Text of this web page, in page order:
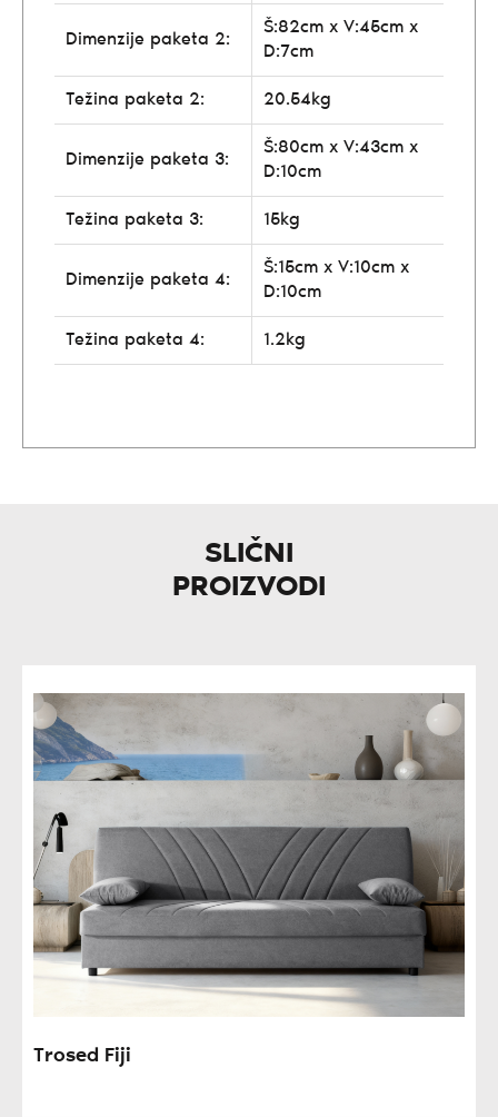
Dimenzije paketa 2:
Š:82cm x V:45cm x
D:7cm
Težina paketa 2: 20.54kg
Dimenzije paketa 3:
Š:80cm x V:43cm x
D:10cm
Težina paketa 3: 15kg
Dimenzije paketa 4:
Š:15cm x V:10cm x
D:10cm
Težina paketa 4: 1.2kg
SLIČNI
PROIZVODI
Trosed Fiji